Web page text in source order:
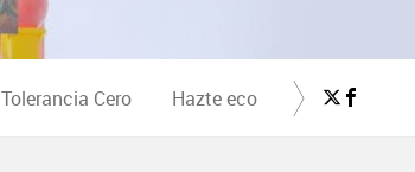
Tolerancia Cero Hazte eco Crea Cultura